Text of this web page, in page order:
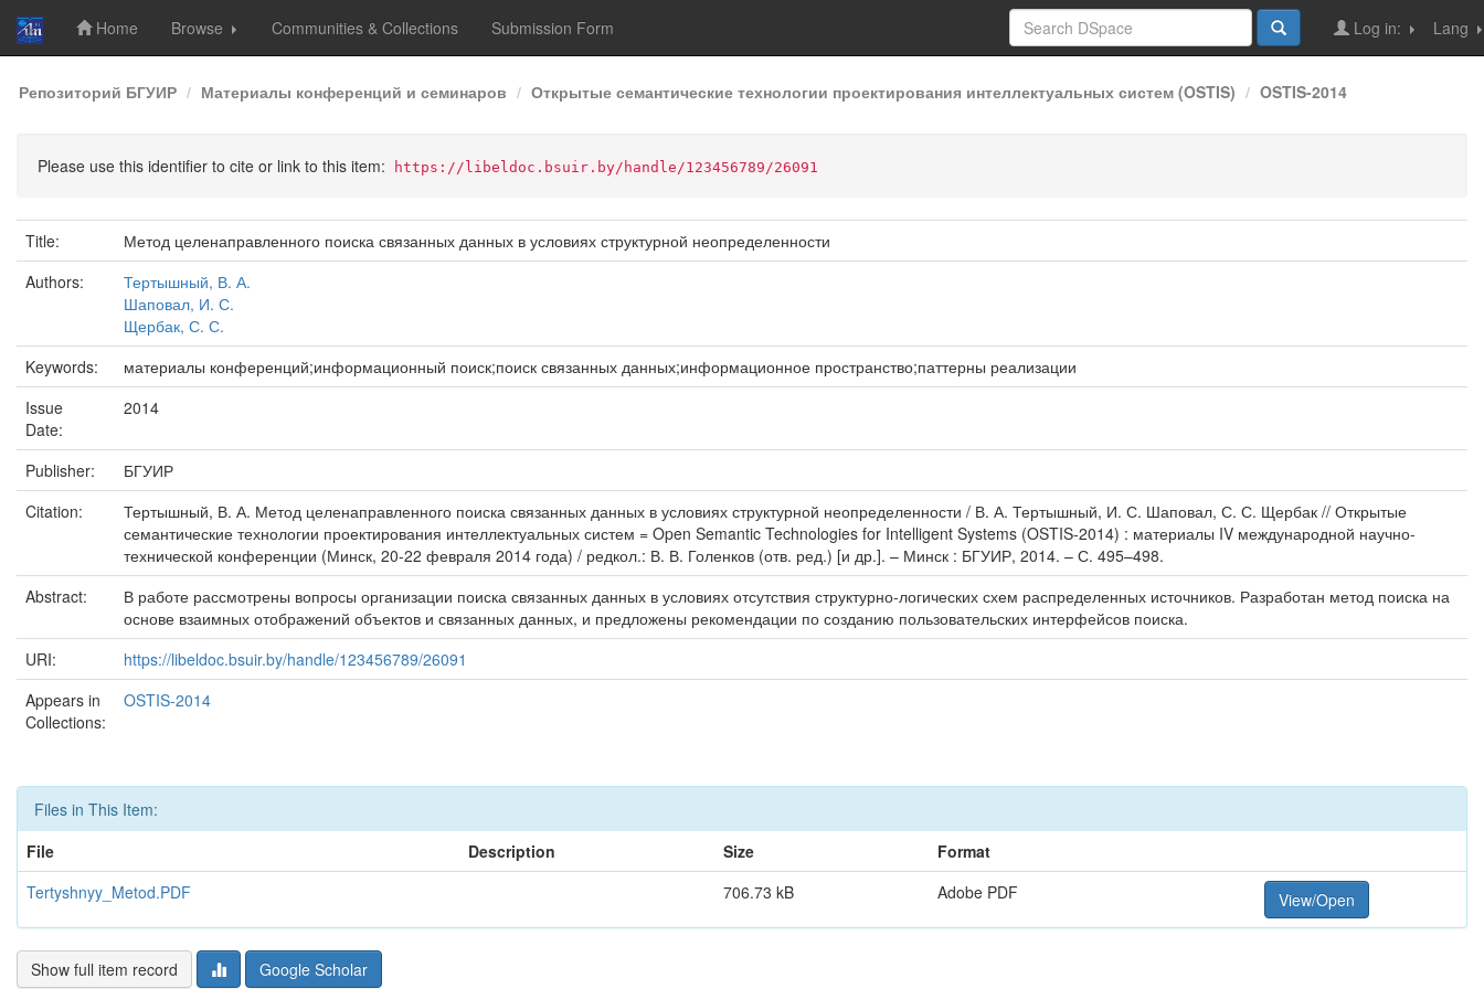
Skip
navigation
Home Browse Communities & Collections Submission Form Lang
Log in:
Репозиторий БГУИР Материалы конференций и семинаров Открытые семантические технологии проектирования интеллектуальных систем (OSTIS) OSTIS-2014
Please use this identifier to cite or link to this item: https://libeldoc.bsuir.by/handle/123456789/26091
Title:
Метод целенаправленного поиска связанных данных в условиях структурной неопределенности
Authors:
Тертышный, В. А.
Шаповал, И. С.
Щербак, С. С.
Keywords:
материалы конференций;информационный поиск;поиск связанных данных;информационное пространство;паттерны реализации
Issue
Date:
2014
Publisher:
БГУИР
Citation:
Тертышный, В. А. Метод целенаправленного поиска связанных данных в условиях структурной неопределенности / В. А. Тертышный, И. С. Шаповал, С. С. Щербак // Открытые
семантические технологии проектирования интеллектуальных систем = Open Semantic Technologies for Intelligent Systems (OSTIS-2014) : материалы IV международной научно-
технической конференции (Минск, 20-22 февраля 2014 года) / редкол.: В. В. Голенков (отв. ред.) [и др.]. – Минск : БГУИР, 2014. – С. 495–498.
Abstract:
В работе рассмотрены вопросы организации поиска связанных данных в условиях отсутствия структурно-логических схем распределенных источников. Разработан метод поиска на
основе взаимных отображений объектов и связанных данных, и предложены рекомендации по созданию пользовательских интерфейсов поиска.
URI:
https://libeldoc.bsuir.by/handle/123456789/26091
Appears in
Collections:
OSTIS-2014
Files in This Item:
File
Description Size
Format
Tertyshnyy_Metod.PDF
706.73 kB Adobe PDF View/Open
Show full item record Google Scholar